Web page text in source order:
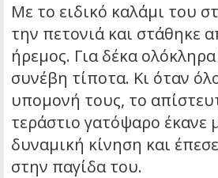
Με το ειδικό καλάμι του
την πετονιά και στάθηκε
ήρεμος. Για δέκα
συνέβη τίποτα. Κι όταν
υπομονή τους, το
τεράστιο γατόψαρο έκανε
δυναμική κίνηση και
στην παγίδα του.